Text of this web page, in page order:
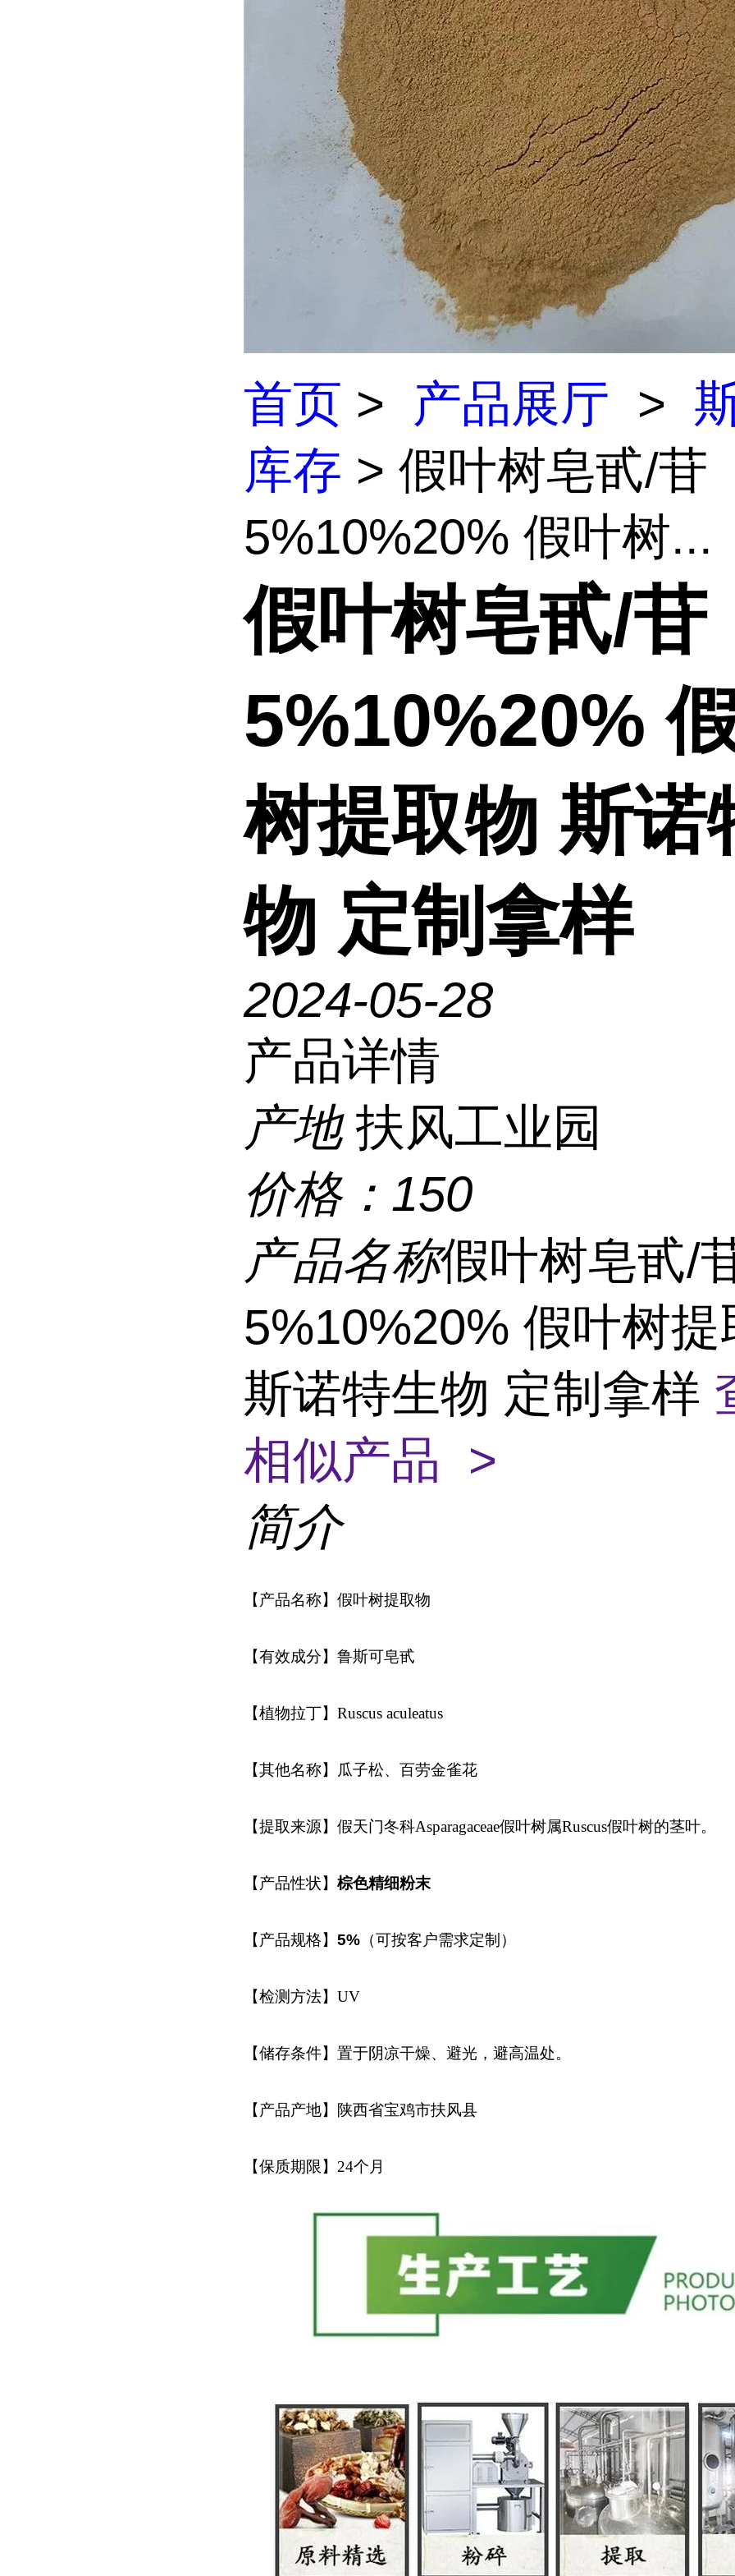
首页 > 产品展厅 >
库存 > 假叶树皂甙/苷
5%10%20% 假叶树...
假叶树皂甙/苷
5%10%20%
树提取物 斯诺
物 定制拿样
2024-05-28
产品详情
产地 扶风工业园
价格： 150
产品名称假叶树皂甙/
5%10%20% 假叶树提
斯诺特生物 定制拿样
相似产品 >
简介
【产品名称】假叶树提取物
【有效成分】鲁斯可皂甙
【植物拉丁】 Ruscus aculeatus
【其他名称】瓜子松、百劳金雀花
【提取来源】假天门冬科Asparagaceae假叶树属Ruscus假叶树的茎叶。
【产品性状】 棕色精细粉末
【产品规格】 5% （可按客户需求定制）
【检测方法】UV
【储存条件】置于阴凉干燥、避光，避高温处。
【产品产地】陕西省宝鸡市扶风县
【保质期限】24个月